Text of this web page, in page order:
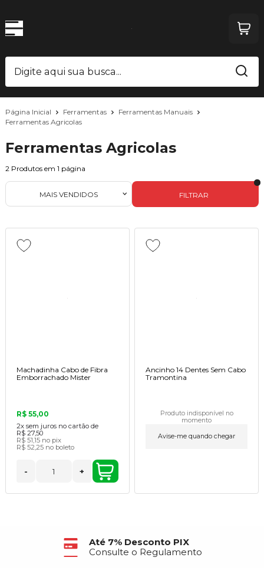
Página Inicial Ferramentas
Ferramentas Manuais
Ferramentas Agricolas
Ferramentas Agricolas
2 Produtos em 1 página
FILTRAR
MAIS VENDIDOS
Machadinha Cabo de Fibra
Emborrachado Mister
R$ 55,00
2x sem juros no cartão de
R$ 27,50
R$ 51,15 no pix
R$ 52,25 no boleto
- +
Ancinho 14 Dentes Sem Cabo
Tramontina
Produto indisponível no
momento
Avise-me quando chegar
Até 7% Desconto PIX
Consulte o Regulamento